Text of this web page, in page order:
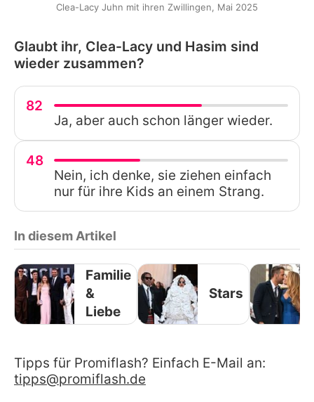
Clea-Lacy Juhn mit ihren Zwillingen, Mai 2025
Glaubt ihr, Clea-Lacy und Hasim sind
wieder zusammen?
82
Ja, aber auch schon länger wieder.
48
Nein, ich denke, sie ziehen einfach
nur für ihre Kids an einem Strang.
In diesem Artikel
Familie
&
Liebe
Stars
Tipps für Promiflash? Einfach E-Mail an:
tipps@promiflash.de